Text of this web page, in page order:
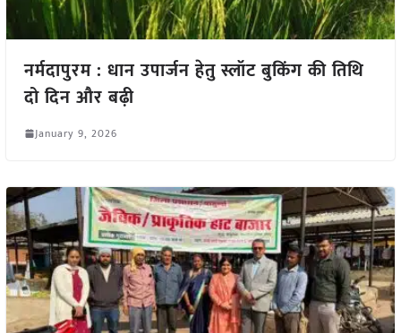
नर्मदापुरम : धान उपार्जन हेतु स्लॉट बुकिंग की तिथि
दो दिन और बढ़ी
January 9, 2026